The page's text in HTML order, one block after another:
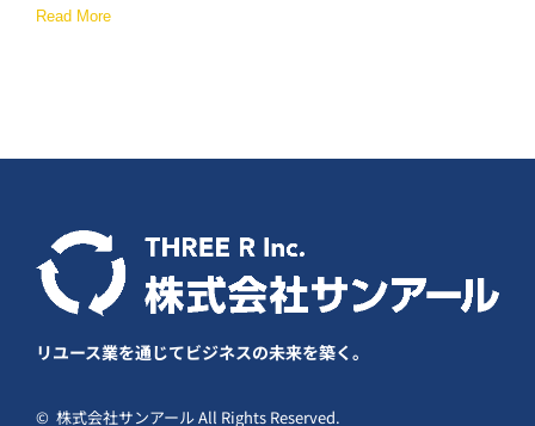
Read More
リユース業を通じてビジネスの未来を築く。
© 株式会社サンアール All Rights Reserved.